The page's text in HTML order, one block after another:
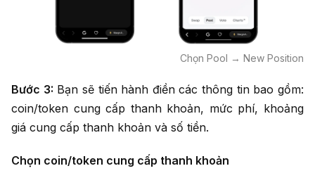
Chọn Pool → New Position
Bước 3: Bạn sẽ tiến hành điền các thông tin bao gồm:
coin/token cung cấp thanh khoản, mức phí, khoảng
giá cung cấp thanh khoản và số tiền.
Chọn coin/token cung cấp thanh khoản